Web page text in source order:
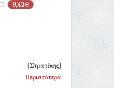
9,42€
[Στρατίκης]
Περισσότερα